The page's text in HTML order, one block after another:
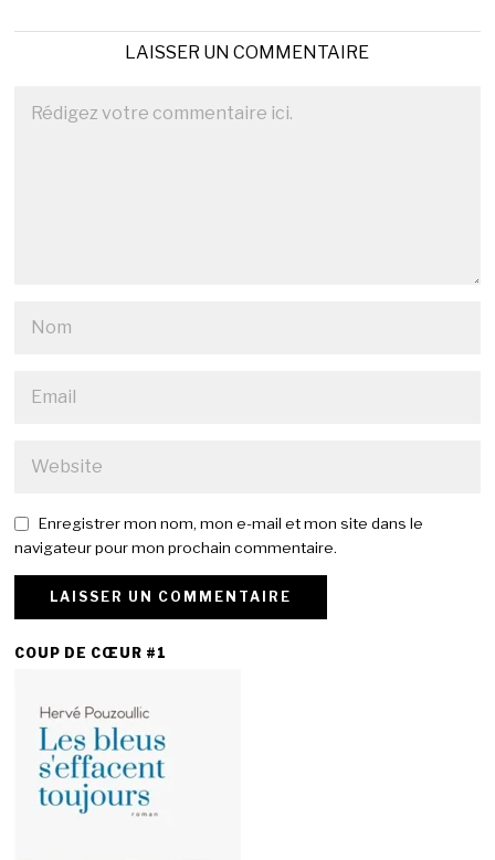
LAISSER UN COMMENTAIRE
Enregistrer mon nom, mon e-mail et mon site dans le
navigateur pour mon prochain commentaire.
COUP DE CŒUR #1